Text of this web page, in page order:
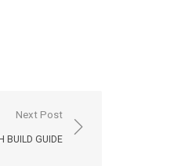
Next Post
BUILD GUIDE